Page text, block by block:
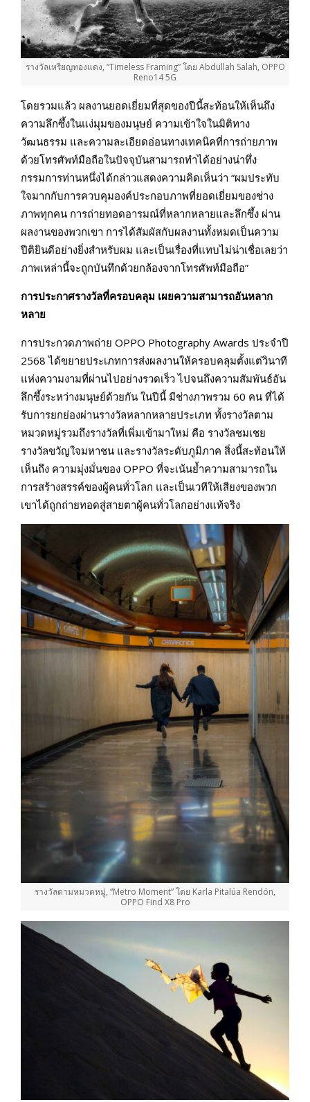
รางวัลเหรียญทองแดง, “Timeless Framing” โดย Abdullah Salah, OPPO
Reno14 5G
โดยรวมแล้ว ผลงานยอดเยี่ยมที่สุดของปีนี้สะท้อนให้เห็นถึง
ความลึกซึ้งในแง่มุมของมนุษย์ ความเข้าใจในมิติทาง
วัฒนธรรม และความละเอียดอ่อนทางเทคนิคที่การถ่ายภาพ
ด้วยโทรศัพท์มือถือในปัจจุบันสามารถทำได้อย่างน่าทึ่ง
กรรมการท่านหนึ่งได้กล่าวแสดงความคิดเห็นว่า “ผมประทับ
ใจมากกับการควบคุมองค์ประกอบภาพที่ยอดเยี่ยมของช่าง
ภาพทุกคน การถ่ายทอดอารมณ์ที่หลากหลายและลึกซึ้ง ผ่าน
ผลงานของพวกเขา การได้สัมผัสกับผลงานทั้งหมดเป็นความ
ปีติยินดีอย่างยิ่งสำหรับผม และเป็นเรื่องที่แทบไม่น่าเชื่อเลยว่า
ภาพเหล่านี้จะถูกบันทึกด้วยกล้องจากโทรศัพท์มือถือ”
การประกาศรางวัลที่ครอบคลุม เผยความสามารถอันหลาก
หลาย
การประกวดภาพถ่าย OPPO Photography Awards ประจำปี
2568 ได้ขยายประเภทการส่งผลงานให้ครอบคลุมตั้งแต่วินาที
แห่งความงามที่ผ่านไปอย่างรวดเร็ว ไปจนถึงความสัมพันธ์อัน
ลึกซึ้งระหว่างมนุษย์ด้วยกัน ในปีนี้ มีช่างภาพรวม 60 คน ที่ได้
รับการยกย่องผ่านรางวัลหลากหลายประเภท ทั้งรางวัลตาม
หมวดหมู่รวมถึงรางวัลที่เพิ่มเข้ามาใหม่ คือ รางวัลชมเชย
รางวัลขวัญใจมหาชน และรางวัลระดับภูมิภาค สิ่งนี้สะท้อนให้
เห็นถึง ความมุ่งมั่นของ OPPO ที่จะเน้นย้ำความสามารถใน
การสร้างสรรค์ของผู้คนทั่วโลก และเป็นเวทีให้เสียงของพวก
เขาได้ถูกถ่ายทอดสู่สายตาผู้คนทั่วโลกอย่างแท้จริง
รางวัลตามหมวดหมู่, “Metro Moment” โดย Karla Pitalúa Rendón,
OPPO Find X8 Pro